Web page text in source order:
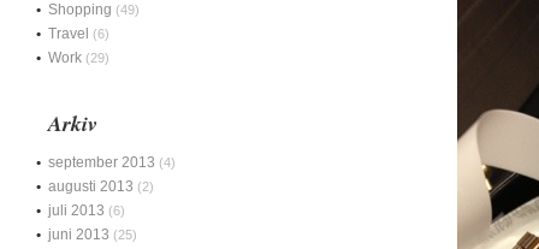
Shopping (49)
Travel (6)
Work (29)
Arkiv
september 2013 (4)
augusti 2013 (2)
juli 2013 (6)
juni 2013 (25)